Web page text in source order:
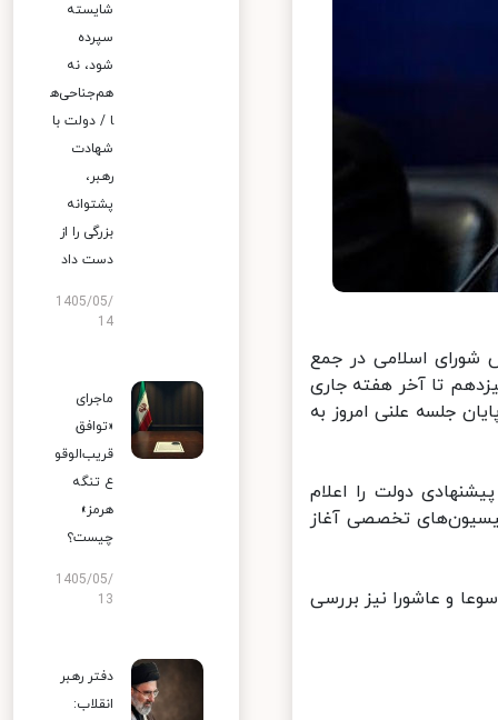
اسلامی در جمع
تا آخر هفته جاری
جلسه علنی امروز به
دولت را اعلام
تخصصی آغاز
و عاشورا نیز بررسی
شایسته
سپرده
شود، نه
هم‌جناحی‌ه
ا / دولت با
شهادت
رهبر،
پشتوانه
بزرگی را از
دست داد
1405/05/
14
ماجرای
«توافق
قریب‌الوقو
ع تنگه
هرمز»
چیست؟
1405/05/
13
دفتر رهبر
انقلاب: